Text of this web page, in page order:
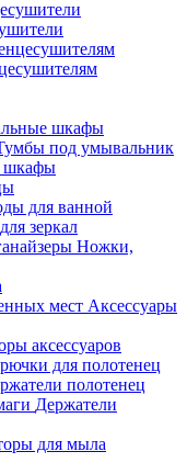
шкафы
под умывальник
шкафы
для ванной
зеркал
Ножки,
Аксессуары
аксессуаров
для полотенец
полотенец
Держатели
для мыла